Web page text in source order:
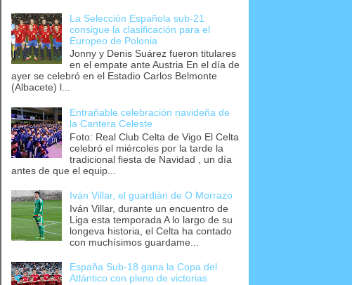
La Selección Española sub-21
consigue la clasificación para el
Europeo de Polonia
Jonny y Denis Suárez fueron titulares
en el empate ante Austria En el día de
ayer se celebró en el Estadio Carlos Belmonte
(Albacete) l...
Entrañable celebración navideña de
la Cantera Celeste
Foto: Real Club Celta de Vigo El Celta
celebró el miércoles por la tarde la
tradicional fiesta de Navidad , un día
antes de que el equip...
Iván Villar, el guardián de O Morrazo
Iván Villar, durante un encuentro de
Liga esta temporada A lo largo de su
longeva historia, el Celta ha contado
con muchísimos guardame...
España Sub-18 gana la Copa del
Atlántico con pleno de victorias